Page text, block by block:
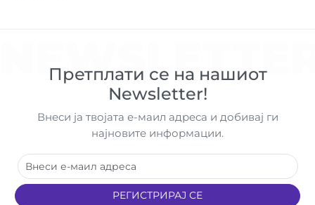
Претплати се на нашиот
Newsletter!
Внеси ја твојата е-маил адреса и добивај ги
најновите информации.
РЕГИСТРИРАЈ СЕ